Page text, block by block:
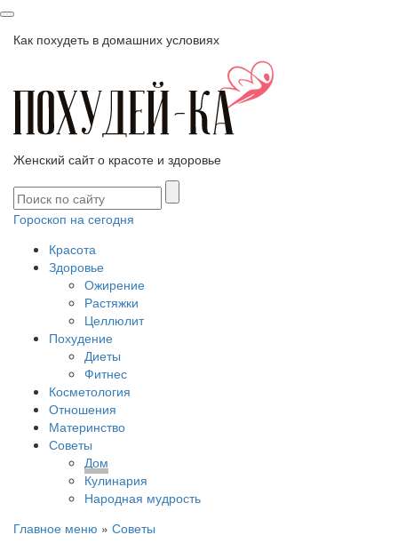
Как похудеть в домашних условиях
Женский сайт о красоте и здоровье
Гороскоп на сегодня
Красота
Здоровье
Ожирение
Растяжки
Целлюлит
Похудение
Диеты
Фитнес
Косметология
Отношения
Материнство
Советы
Дом
Кулинария
Народная мудрость
Главное меню » Советы